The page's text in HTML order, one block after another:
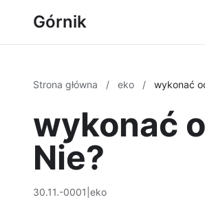
Górnik
Strona główna / eko / wykonać
wykonać
Nie?
30.11.-0001 eko